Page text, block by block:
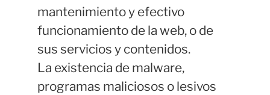
mantenimiento y efectivo
funcionamiento de la web, o de
sus servicios y contenidos.
La existencia de malware,
programas maliciosos o lesivos